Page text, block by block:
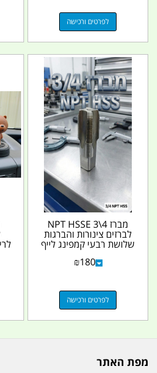
לפרטים ורכישה
מברז 4\3 NPT HSSE
לברזים צינורות והברגות
שלושת רבעי קמפינג לייף
₪180
לפרטים ורכישה
מפת האתר